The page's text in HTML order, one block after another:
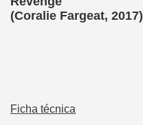
(Coralie Fargeat, 2017)
Ficha técnica